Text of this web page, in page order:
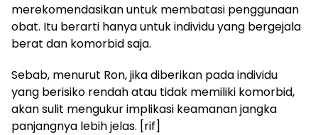
merekomendasikan untuk membatasi penggunaan
obat. Itu berarti hanya untuk individu yang bergejala
berat dan komorbid saja.
Sebab, menurut Ron, jika diberikan pada individu
yang berisiko rendah atau tidak memiliki komorbid,
akan sulit mengukur implikasi keamanan jangka
panjangnya lebih jelas. [rif]